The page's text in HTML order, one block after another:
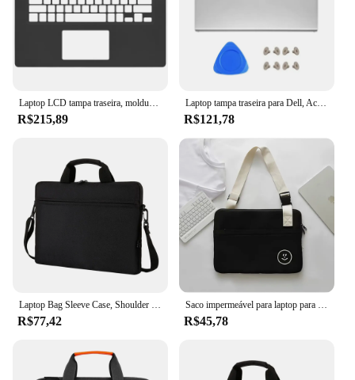
R$215,89
Laptop tampa traseira para Dell, Acessórios para Notebook, Frente Fram, Dobradiça Case, Dell Inspiron 15, 3510, 3511, 3515, 3520, 3521, 00DM9D, 00WPN8
R$121,78
R$77,42 R$45,78